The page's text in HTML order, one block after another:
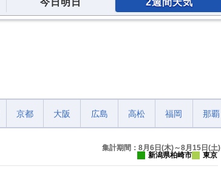
今日明日 2週間天気
京都 大阪 広島 高松 福岡 那覇
集計期間：8月6日(木)～8月15日(土)
新潟県柏崎市
東京